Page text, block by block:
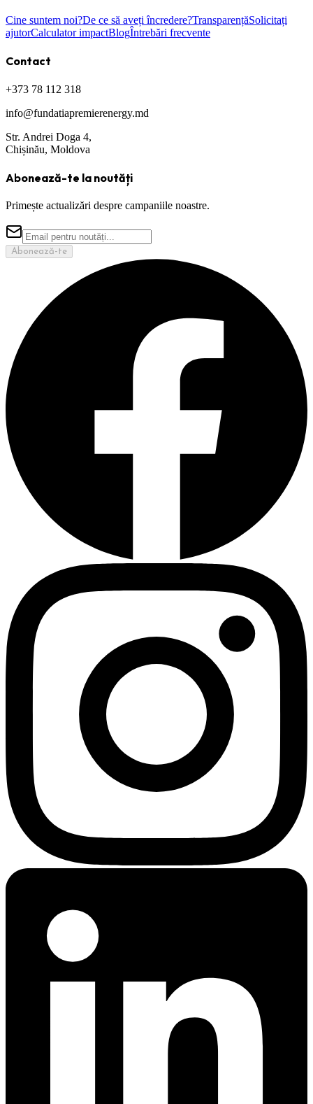
Cine suntem noi?De ce să aveți încredere?TransparențăSolicitați
ajutorCalculator impactBlogÎntrebări frecvente
Contact
+373 78 112 318
info@fundatiapremierenergy.md
Str. Andrei Doga 4,
Chișinău, Moldova
Abonează-te la noutăți
Primește actualizări despre campaniile noastre.
Abonează-te